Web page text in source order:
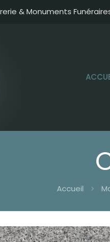
& Monuments
Accueil